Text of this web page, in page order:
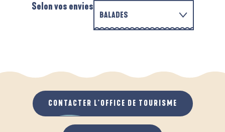
Selon vos envies
BALADES
QUAND IL PLEUT
AU GRAND AIR
CONTACTER L'OFFICE DE TOURISME